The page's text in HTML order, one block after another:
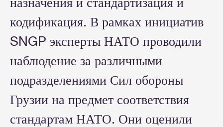
кодификация. В рамках инициатив
SNGP эксперты НАТО проводили
наблюдение за различными
подразделениями Сил обороны
Грузии на предмет соответствия
стандартам НАТО. Они оценили